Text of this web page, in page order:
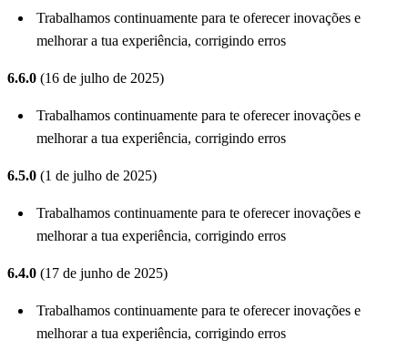
Trabalhamos continuamente para te oferecer inovações e
melhorar a tua experiência, corrigindo erros
6.6.0 (16 de julho de 2025)
Trabalhamos continuamente para te oferecer inovações e
melhorar a tua experiência, corrigindo erros
6.5.0 (1 de julho de 2025)
Trabalhamos continuamente para te oferecer inovações e
melhorar a tua experiência, corrigindo erros
6.4.0 (17 de junho de 2025)
Trabalhamos continuamente para te oferecer inovações e
melhorar a tua experiência, corrigindo erros